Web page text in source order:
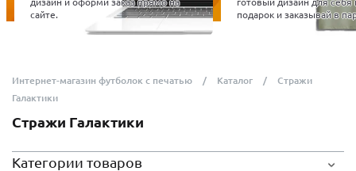
сайте.
подарок и заказывай в
Интернет-магазин футболок с печатью Каталог
Стражи
Галактики
Стражи Галактики
Категории товаров